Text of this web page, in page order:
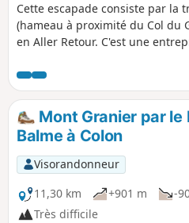
Cette escapade consiste par la
(hameau à proximité du Col du
en Aller Retour. C'est une
adapté car on est seul loin de
peuvent être dangereux. L'été
part l'eau) et je vous
se faire en partie ou en
mais c'est une autre histoire.
Mont Granier par le
Balme à Colon
Visorandonneur
11,30 km
+901 m -
Très difficile